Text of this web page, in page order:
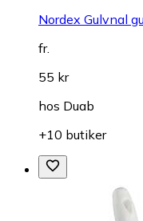
Nordex Gulvnal
fr.
55 kr
hos Duab
+10 butiker